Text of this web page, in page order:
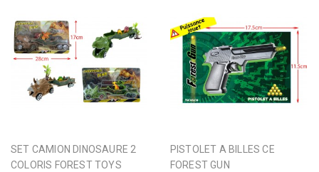
SET CAMION DINOSAURE 2
COLORIS FOREST TOYS
PISTOLET A BILLES CE
FOREST GUN